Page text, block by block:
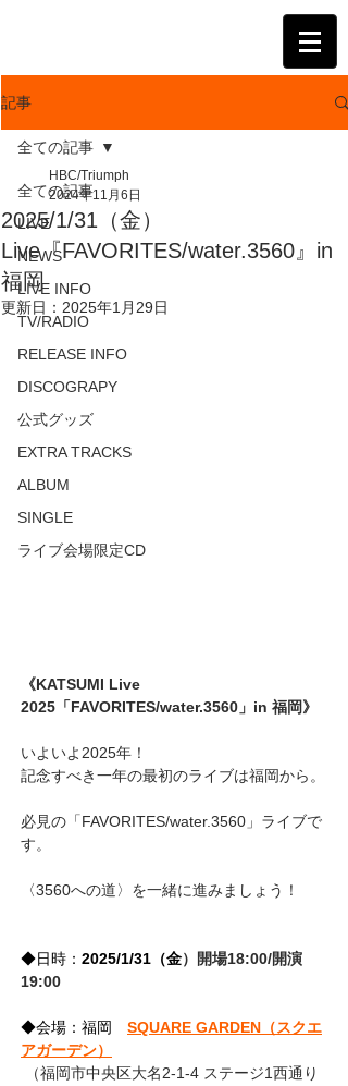
記事
全ての記事
LIVE
NEWS
LIVE INFO
TV/RADIO
RELEASE INFO
DISCOGRAPY
公式グッズ
EXTRA TRACKS
ALBUM
SINGLE
ライブ会場限定CD
全ての記事
2025/1/31（金）
Live『FAVORITES/water.3560』in
福岡
HBC/Triumph
2024年11月6日
更新日： 2025年1月29日
《KATSUMI Live
2025「FAVORITES/water.3560」in 福岡》
いよいよ2025年！
記念すべき一年の最初のライブは福岡から。
必見の「FAVORITES/water.3560」ライブで
す。
〈3560への道〉を一緒に進みましょう！
◆日時： 2025/1/31（金）開場18:00/開演
19:00
◆会場：福岡
SQUARE GARDEN（スクエ
アガーデン）